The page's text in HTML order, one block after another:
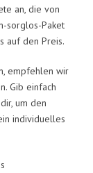
an, die von
sorglos-Paket
auf den Preis.
empfehlen wir
Gib einfach
um den
individuelles